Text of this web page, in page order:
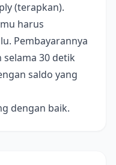
(terapkan).
harus
Pembayarannya
30 detik
saldo yang
dengan baik.